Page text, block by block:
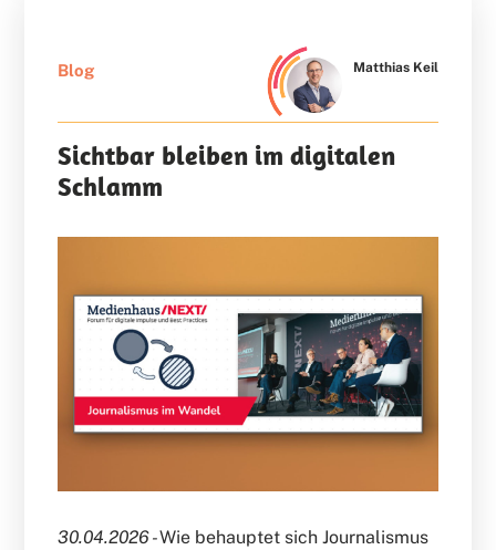
Blog Matthias Keil
Sichtbar bleiben im digitalen
Schlamm
30.04.2026 -Wie behauptet sich Journalismus